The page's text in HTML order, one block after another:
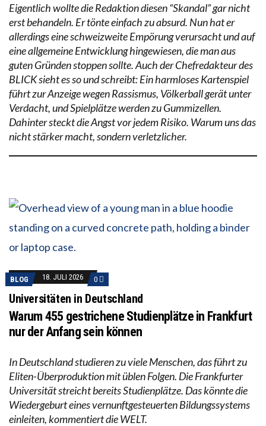
Eigentlich wollte die Redaktion diesen “Skandal” gar nicht
erst behandeln. Er tönte einfach zu absurd. Nun hat er
allerdings eine schweizweite Empörung verursacht und auf
eine allgemeine Entwicklung hingewiesen, die man aus
guten Gründen stoppen sollte. Auch der Chefredakteur des
BLICK sieht es so und schreibt: Ein harmloses Kartenspiel
führt zur Anzeige wegen Rassismus, Völkerball gerät unter
Verdacht, und Spielplätze werden zu Gummizellen.
Dahinter steckt die Angst vor jedem Risiko. Warum uns das
nicht stärker macht, sondern verletzlicher.
BLOG 18. JULI 2026 0
Universitäten in Deutschland
Warum 455 gestrichene Studienplätze in Frankfurt
nur der Anfang sein können
In Deutschland studieren zu viele Menschen, das führt zu
Eliten-Überproduktion mit üblen Folgen. Die Frankfurter
Universität streicht bereits Studienplätze. Das könnte die
Wiedergeburt eines vernunftgesteuerten Bildungssystems
einleiten, kommentiert die WELT.